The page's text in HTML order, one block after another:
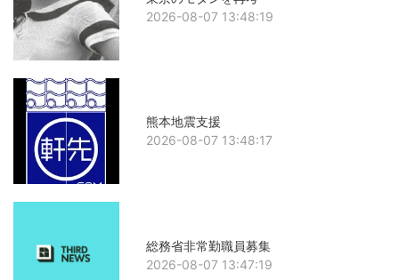
2026-08-07 13:48:19
熊本地震支援
2026-08-07 13:48:17
総務省非常勤職員募集
2026-08-07 13:47:19